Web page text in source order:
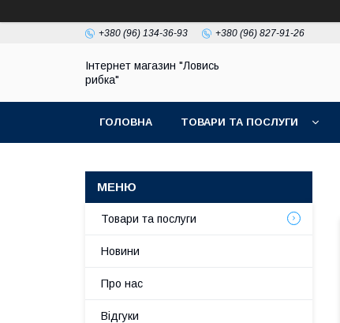
+380 (96) 134-36-93 +380 (96) 827-91-26
Інтернет магазин "Ловись
рибка"
ГОЛОВНА ТОВАРИ ТА ПОСЛУГИ
Товари та послуги
Новини
Про нас
Відгуки